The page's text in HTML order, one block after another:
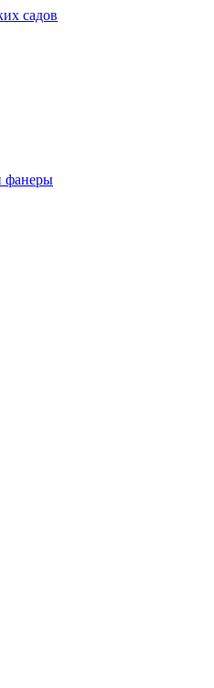
садов
фанеры